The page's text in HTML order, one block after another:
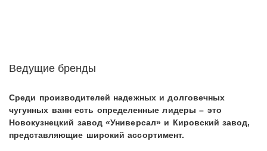
Ведущие бренды
Среди производителей надежных и долговечных
чугунных ванн есть определенные лидеры – это
Новокузнецкий завод «Универсал» и Кировский завод,
представляющие широкий ассортимент.